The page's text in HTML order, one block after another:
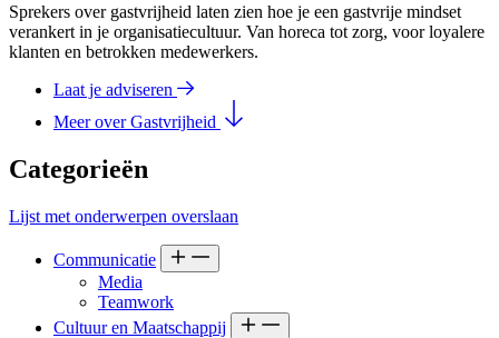
Sprekers over gastvrijheid laten zien hoe je een gastvrije mindset
verankert in je organisatiecultuur. Van horeca tot zorg, voor loyalere
klanten en betrokken medewerkers.
Laat je adviseren
Meer over Gastvrijheid
Categorieën
Lijst met onderwerpen overslaan
Communicatie
Media
Teamwork
Cultuur en Maatschappij